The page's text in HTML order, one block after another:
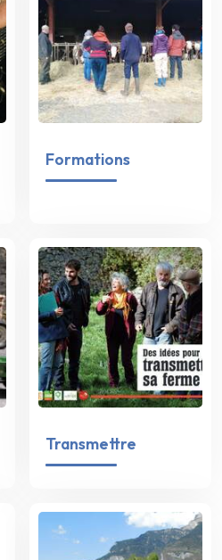
Formations
Transmettre